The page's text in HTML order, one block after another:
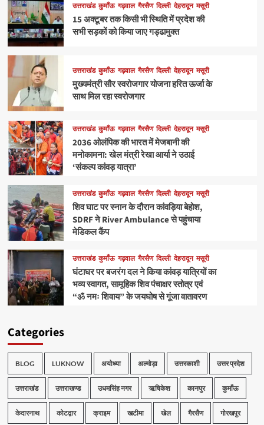
उत्तराखंड कुमाँऊ गढ़वाल गैरसैण दिल्ली देहरादून मसूरी
15 अक्टूबर तक किसी भी स्थिति में प्रदेश की
सभी सड़कों को किया जाए गड्ढामुक्त
उत्तराखंड कुमाँऊ गढ़वाल गैरसैण दिल्ली देहरादून मसूरी
मुख्यमंत्री सौर स्वरोजगार योजना हरित ऊर्जा के
साथ मिल रहा स्वरोजगार
उत्तराखंड कुमाँऊ गढ़वाल गैरसैण दिल्ली देहरादून मसूरी
2036 ओलंपिक की भारत में मेजबानी की
मनोकामना: खेल मंत्री रेखा आर्या ने उठाई
‘संकल्प कांवड़ यात्रा’
उत्तराखंड कुमाँऊ गढ़वाल गैरसैण दिल्ली देहरादून मसूरी
शिव घाट पर स्नान के दौरान कांवड़िया बेहोश,
SDRF ने River Ambulance से पहुंचाया
मेडिकल कैंप
उत्तराखंड कुमाँऊ गढ़वाल गैरसैण दिल्ली देहरादून मसूरी
घंटाघर पर बजरंग दल ने किया कांवड़ यात्रियों का
भव्य स्वागत, सामूहिक शिव पंचाक्षर स्तोत्र एवं
“ॐ नमः शिवाय” के जयघोष से गूंजा वातावरण
Categories
BLOG LUKNOW अयोध्या अल्मोड़ा उत्तरकाशी उत्तर प्रदेश
उत्तराखंड उत्तराखण्ड उधमसिंह नगर ऋषिकेश कानपुर कुमाँऊ
केदारनाथ कोटद्वार क्राइम खटीमा खेल गैरसैण गोरखपुर